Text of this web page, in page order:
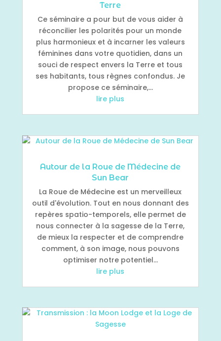
Terre
Ce séminaire a pour but de vous aider à
réconcilier les polarités pour un monde
plus harmonieux et à incarner les valeurs
féminines dans votre quotidien, dans un
souci de respect envers la Terre et tous
ses habitants, tous règnes confondus. Je
propose ce séminaire,...
lire plus
Autour de la Roue de Médecine de
Sun Bear
La Roue de Médecine est un merveilleux
outil d'évolution. Tout en nous donnant des
repères spatio-temporels, elle permet de
nous connecter à la sagesse de la Terre,
de mieux la respecter et de comprendre
comment, à son image, nous pouvons
optimiser notre potentiel...
lire plus